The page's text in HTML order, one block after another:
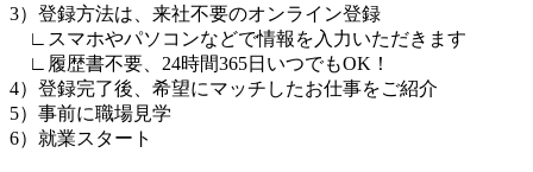
3）登録方法は、来社不要のオンライン登録
∟スマホやパソコンなどで情報を入力いただきます
∟履歴書不要、24時間365日いつでもOK！
4）登録完了後、希望にマッチしたお仕事をご紹介
5）事前に職場見学
6）就業スタート